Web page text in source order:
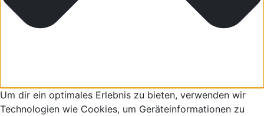
Um dir ein optimales Erlebnis zu bieten, verwenden wir
Technologien wie Cookies, um Geräteinformationen zu